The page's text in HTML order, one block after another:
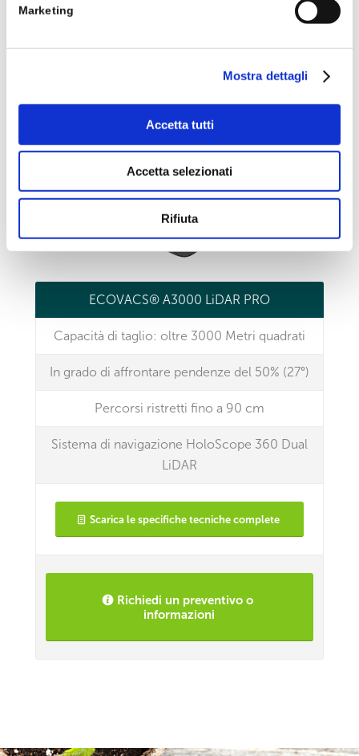
Marketing
Mostra dettagli
Accetta tutti
Accetta selezionati
Rifiuta
ECOVACS® A3000 LiDAR PRO
Capacità di taglio: oltre 3000 Metri quadrati
In grado di affrontare pendenze del 50% (27°)
Percorsi ristretti fino a 90 cm
Sistema di navigazione HoloScope 360 Dual
LiDAR
Scarica le specifiche tecniche complete
Richiedi un preventivo o
informazioni